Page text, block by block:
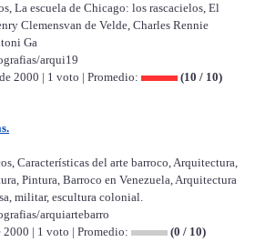
La escuela de Chicago: los rascacielos, El
Clemensvan de Velde, Charles Rennie
Ga
arqui19
2000 | 1 voto | Promedio:
(10 / 10)
Características del arte barroco, Arquitectura,
Pintura, Barroco en Venezuela, Arquitectura
militar, escultura colonial.
arquiartebarro
2000 | 1 voto | Promedio:
(0 / 10)